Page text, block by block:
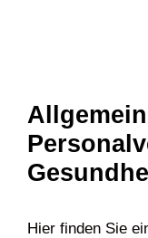
Hier finden Sie